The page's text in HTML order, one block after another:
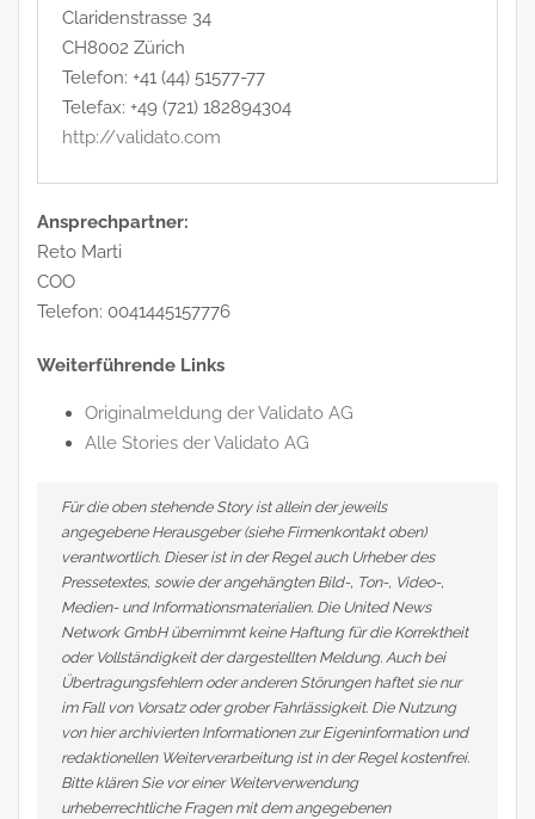
Claridenstrasse 34
CH8002 Zürich
Telefon: +41 (44) 51577-77
Telefax: +49 (721) 182894304
http://validato.com
Ansprechpartner:
Reto Marti
COO
Telefon: 0041445157776
Weiterführende Links
Originalmeldung der Validato AG
Alle Stories der Validato AG
Für die oben stehende Story ist allein der jeweils
angegebene Herausgeber (siehe Firmenkontakt oben)
verantwortlich. Dieser ist in der Regel auch Urheber des
Pressetextes, sowie der angehängten Bild-, Ton-, Video-,
Medien- und Informationsmaterialien. Die United News
Network GmbH übernimmt keine Haftung für die Korrektheit
oder Vollständigkeit der dargestellten Meldung. Auch bei
Übertragungsfehlern oder anderen Störungen haftet sie nur
im Fall von Vorsatz oder grober Fahrlässigkeit. Die Nutzung
von hier archivierten Informationen zur Eigeninformation und
redaktionellen Weiterverarbeitung ist in der Regel kostenfrei.
Bitte klären Sie vor einer Weiterverwendung
urheberrechtliche Fragen mit dem angegebenen